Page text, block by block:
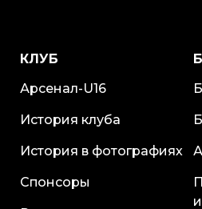
КЛУБ
Арсенал-U16
История клуба
История в фотографиях
Спонсоры